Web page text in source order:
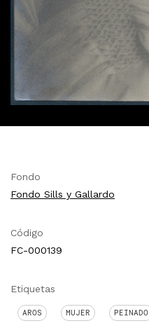
Fondo
Fondo Sills y Gallardo
Código
FC-000139
Etiquetas
AROS MUJER PEINADO